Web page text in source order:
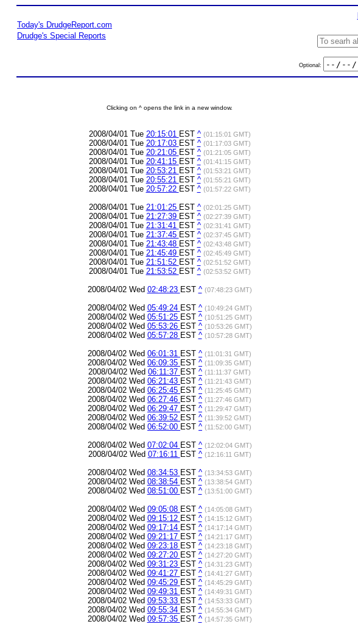
Today's DrudgeReport.com
Drudge's Special Reports
Optional:
Clicking on ^ opens the link in a new window.
2008/04/01 Tue 20:15:01 EST ^ (01:15:01 GMT)
2008/04/01 Tue 20:17:03 EST ^ (01:17:03 GMT)
2008/04/01 Tue 20:21:05 EST ^ (01:21:05 GMT)
2008/04/01 Tue 20:41:15 EST ^ (01:41:15 GMT)
2008/04/01 Tue 20:53:21 EST ^ (01:53:21 GMT)
2008/04/01 Tue 20:55:21 EST ^ (01:55:21 GMT)
2008/04/01 Tue 20:57:22 EST ^ (01:57:22 GMT)
2008/04/01 Tue 21:01:25 EST ^ (02:01:25 GMT)
2008/04/01 Tue 21:27:39 EST ^ (02:27:39 GMT)
2008/04/01 Tue 21:31:41 EST ^ (02:31:41 GMT)
2008/04/01 Tue 21:37:45 EST ^ (02:37:45 GMT)
2008/04/01 Tue 21:43:48 EST ^ (02:43:48 GMT)
2008/04/01 Tue 21:45:49 EST ^ (02:45:49 GMT)
2008/04/01 Tue 21:51:52 EST ^ (02:51:52 GMT)
2008/04/01 Tue 21:53:52 EST ^ (02:53:52 GMT)
2008/04/02 Wed 02:48:23 EST ^ (07:48:23 GMT)
2008/04/02 Wed 05:49:24 EST ^ (10:49:24 GMT)
2008/04/02 Wed 05:51:25 EST ^ (10:51:25 GMT)
2008/04/02 Wed 05:53:26 EST ^ (10:53:26 GMT)
2008/04/02 Wed 05:57:28 EST ^ (10:57:28 GMT)
2008/04/02 Wed 06:01:31 EST ^ (11:01:31 GMT)
2008/04/02 Wed 06:09:35 EST ^ (11:09:35 GMT)
2008/04/02 Wed 06:11:37 EST ^ (11:11:37 GMT)
2008/04/02 Wed 06:21:43 EST ^ (11:21:43 GMT)
2008/04/02 Wed 06:25:45 EST ^ (11:25:45 GMT)
2008/04/02 Wed 06:27:46 EST ^ (11:27:46 GMT)
2008/04/02 Wed 06:29:47 EST ^ (11:29:47 GMT)
2008/04/02 Wed 06:39:52 EST ^ (11:39:52 GMT)
2008/04/02 Wed 06:52:00 EST ^ (11:52:00 GMT)
2008/04/02 Wed 07:02:04 EST ^ (12:02:04 GMT)
2008/04/02 Wed 07:16:11 EST ^ (12:16:11 GMT)
2008/04/02 Wed 08:34:53 EST ^ (13:34:53 GMT)
2008/04/02 Wed 08:38:54 EST ^ (13:38:54 GMT)
2008/04/02 Wed 08:51:00 EST ^ (13:51:00 GMT)
2008/04/02 Wed 09:05:08 EST ^ (14:05:08 GMT)
2008/04/02 Wed 09:15:12 EST ^ (14:15:12 GMT)
2008/04/02 Wed 09:17:14 EST ^ (14:17:14 GMT)
2008/04/02 Wed 09:21:17 EST ^ (14:21:17 GMT)
2008/04/02 Wed 09:23:18 EST ^ (14:23:18 GMT)
2008/04/02 Wed 09:27:20 EST ^ (14:27:20 GMT)
2008/04/02 Wed 09:31:23 EST ^ (14:31:23 GMT)
2008/04/02 Wed 09:41:27 EST ^ (14:41:27 GMT)
2008/04/02 Wed 09:45:29 EST ^ (14:45:29 GMT)
2008/04/02 Wed 09:49:31 EST ^ (14:49:31 GMT)
2008/04/02 Wed 09:53:33 EST ^ (14:53:33 GMT)
2008/04/02 Wed 09:55:34 EST ^ (14:55:34 GMT)
2008/04/02 Wed 09:57:35 EST ^ (14:57:35 GMT)